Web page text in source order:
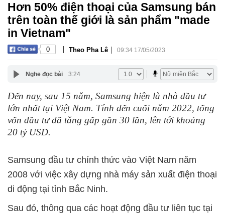
Hơn 50% điện thoại của Samsung bán
trên toàn thế giới là sản phẩm "made
in Vietnam"
0 | Theo Pha Lê | 09:34 17/05/2023
Nghe đọc bài 3:24
Đến nay, sau 15 năm, Samsung hiện là nhà đầu tư
lớn nhất tại Việt Nam. Tính đến cuối năm 2022, tổng
vốn đầu tư đã tăng gấp gần 30 lần, lên tới khoảng
20 tỷ USD.
Samsung đầu tư chính thức vào Việt Nam năm
2008 với việc xây dựng nhà máy sản xuất điện thoại
di động tại tỉnh Bắc Ninh.
Sau đó, thông qua các hoạt động đầu tư liên tục tại